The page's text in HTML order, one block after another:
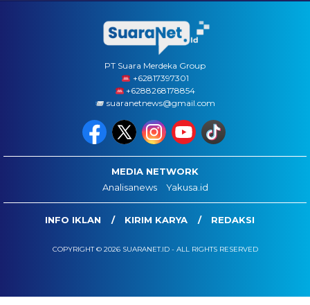
PT Suara Merdeka Group
‪+62817397301
+6288268178854
suaranetnews@gmail.com
MEDIA NETWORK
Analisanews
Yakusa.id
INFO IKLAN KIRIM KARYA REDAKSI
COPYRIGHT © 2026 SUARANET.ID - ALL RIGHTS RESERVED